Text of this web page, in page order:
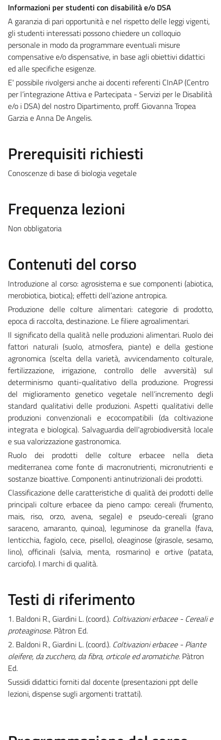
Informazioni per studenti con disabilità e/o DSA
A garanzia di pari opportunità e nel rispetto delle leggi vigenti,
gli studenti interessati possono chiedere un colloquio
personale in modo da programmare eventuali misure
compensative e/o dispensative, in base agli obiettivi didattici
ed alle specifiche esigenze.
E' possibile rivolgersi anche ai docenti referenti CInAP (Centro
per l’integrazione Attiva e Partecipata - Servizi per le Disabilità
e/o i DSA) del nostro Dipartimento, proff. Giovanna Tropea
Garzia e Anna De Angelis.
Prerequisiti richiesti
Conoscenze di base di biologia vegetale
Frequenza lezioni
Non obbligatoria
Contenuti del corso
Introduzione al corso: agrosistema e sue componenti (abiotica,
merobiotica, biotica); effetti dell’azione antropica.
Produzione delle colture alimentari: categorie di prodotto,
epoca di raccolta, destinazione. Le filiere agroalimentari.
Il significato della qualità nelle produzioni alimentari. Ruolo dei
fattori naturali (suolo, atmosfera, piante) e della gestione
agronomica (scelta della varietà, avvicendamento colturale,
fertilizzazione, irrigazione, controllo delle avversità) sul
determinismo quanti-qualitativo della produzione. Progressi
del miglioramento genetico vegetale nell’incremento degli
standard qualitativi delle produzioni. Aspetti qualitativi delle
produzioni convenzionali e ecocompatibili (da coltivazione
integrata e biologica). Salvaguardia dell'agrobiodiversità locale
e sua valorizzazione gastronomica.
Ruolo dei prodotti delle colture erbacee nella dieta
mediterranea come fonte di macronutrienti, micronutrienti e
sostanze bioattive. Componenti antinutrizionali dei prodotti.
Classificazione delle caratteristiche di qualità dei prodotti delle
principali colture erbacee da pieno campo: cereali (frumento,
mais, riso, orzo, avena, segale) e pseudo-cereali (grano
saraceno, amaranto, quinoa), leguminose da granella (fava,
lenticchia, fagiolo, cece, pisello), oleaginose (girasole, sesamo,
lino), officinali (salvia, menta, rosmarino) e ortive (patata,
carciofo). I marchi di qualità.
Testi di riferimento
1. Baldoni R., Giardini L. (coord.). Coltivazioni erbacee - Cereali e
proteaginose. Pàtron Ed.
2. Baldoni R., Giardini L. (coord.). Coltivazioni erbacee - Piante
oleifere, da zucchero, da fibra, orticole ed aromatiche. Pàtron
Ed.
Sussidi didattici forniti dal docente (presentazioni ppt delle
lezioni, dispense sugli argomenti trattati).